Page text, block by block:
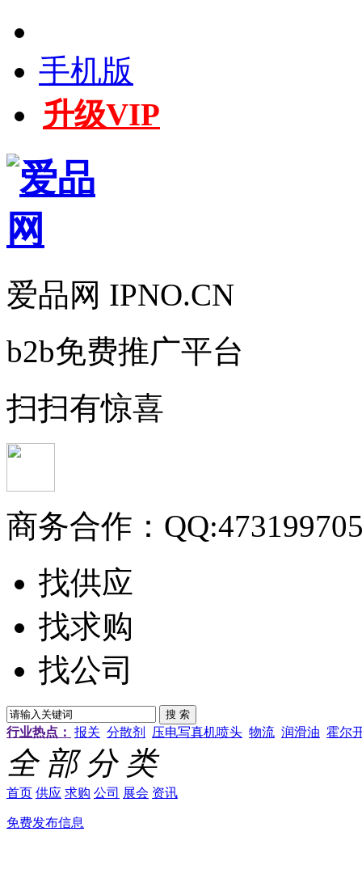
手机版
升级VIP
爱品网 IPNO.CN
b2b免费推广平台
扫扫有惊喜
商务合作：
找供应
找求购
找公司
行业热点： 报关 分散剂 压电写真机喷头 物流 润滑油 霍尔
全 部 分 类
首页 供应 求购 公司 展会 资讯
免费发布信息